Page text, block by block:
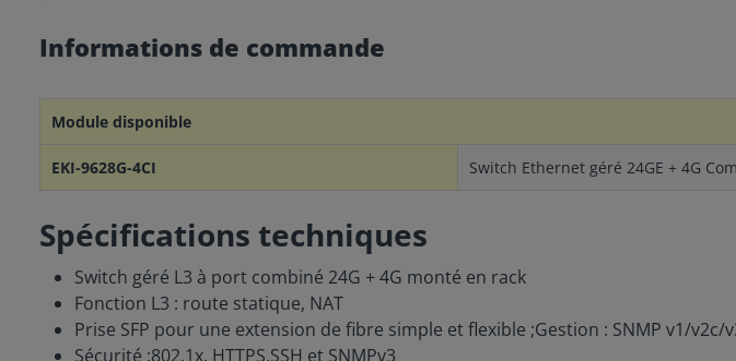
Informations de commande
Module disponible
EKI-9628G-4CI Switch Ethernet géré 24GE + 4G
Spécifications techniques
Switch géré L3 à port combiné 24G + 4G monté en rack
Fonction L3 : route statique, NAT
Prise SFP pour une extension de fibre simple et flexible ;Gestion : SNMP v1/v2c/
Sécurité :802.1x, HTTPS,SSH et SNMPv3